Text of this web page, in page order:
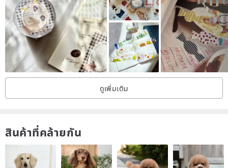
overall, and the special oil effect of Japanese paper tape is more
layered.
Pre-purchase information
1/ There will be a slight color difference between the actual product
and the actual color shall be subject to the actual product.
2/ The tape sealing area will be cut unevenly, the pattern will be
4/ Paper tape is a very thin and semi-transparent paper. The
material itself is yellowish, not pure white.
PET is a transparent material similar to nylon
ดูเพิ่มเติม
สินค้าที่คล้ายกัน